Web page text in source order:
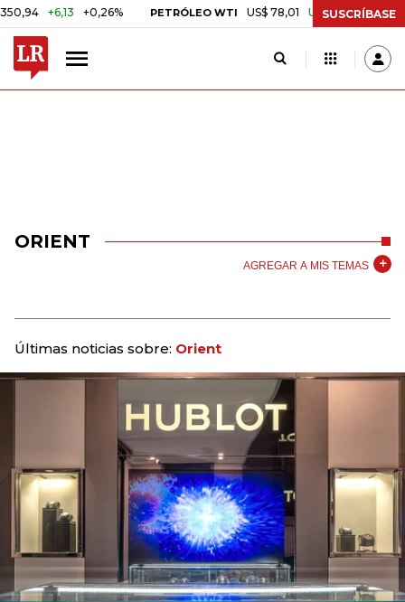
+6,13 +0,26% PETRÓLEO WTI US$ 78,01 US$ 2,92 +3,89%
SUSCRÍBASE
ORIENT
AGREGAR A MIS TEMAS
Últimas noticias sobre: Orient